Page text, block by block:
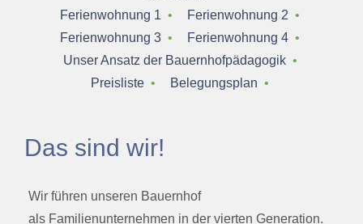
Ferienwohnung 1 ‌ • ‌ Ferienwohnung 2 ‌ • ‌
Ferienwohnung 3 ‌ • ‌ Ferienwohnung 4 ‌ • ‌
Unser Ansatz der Bauernhofpädagogik ‌ • ‌
Preisliste ‌ • ‌ Belegungsplan ‌ • ‌
Das sind wir!
Wir führen unseren Bauernhof
als Familienunternehmen in der vierten Generation.